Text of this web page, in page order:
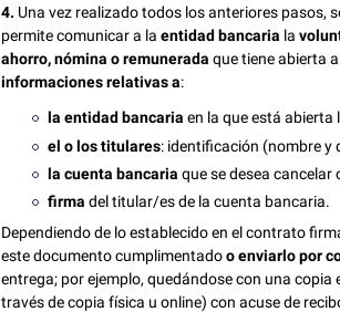
4. Una vez realizado todos los anteriores pasos,
permite comunicar a laentidad bancaria la
ahorro, nómina o remunerada que tiene abierta
informaciones relativas a:
la entidad bancaria en la que está abierta
el o los titulares: identificación (nombre y
la cuenta bancaria que se desea cancelar
firma del titular/es de la cuenta bancaria.
Dependiendo de lo establecido en el contrato
este documento cumplimentadoo enviarlo por
entrega; por ejemplo, quedándose con una
través de copia física u online) con acuse de